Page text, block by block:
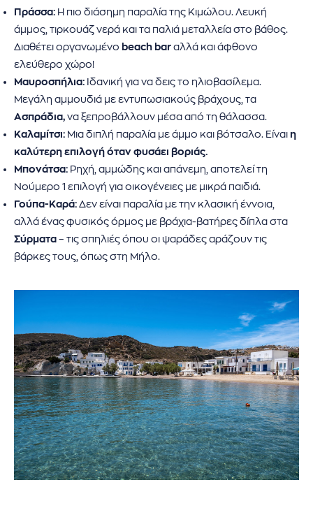
Πράσσα: Η πιο διάσημη παραλία της Κιμώλου. Λευκή
άμμος, τιρκουάζ νερά και τα παλιά μεταλλεία στο βάθος.
Διαθέτει οργανωμένο beach bar αλλά και άφθονο
ελεύθερο χώρο!
Μαυροσπήλια: Ιδανική για να δεις το ηλιοβασίλεμα.
Μεγάλη αμμουδιά με εντυπωσιακούς βράχους, τα
Ασπράδια, να ξεπροβάλλουν μέσα από τη θάλασσα.
Καλαμίτσι: Μια διπλή παραλία με άμμο και βότσαλο. Είναι η
καλύτερη επιλογή όταν φυσάει βοριάς.
Μπονάτσα: Ρηχή, αμμώδης και απάνεμη, αποτελεί τη
Νούμερο 1 επιλογή για οικογένειες με μικρά παιδιά.
Γούπα-Καρά: Δεν είναι παραλία με την κλασική έννοια,
αλλά ένας φυσικός όρμος με βράχια-βατήρες δίπλα στα
Σύρματα – τις σπηλιές όπου οι ψαράδες αράζουν τις
βάρκες τους, όπως στη Μήλο.